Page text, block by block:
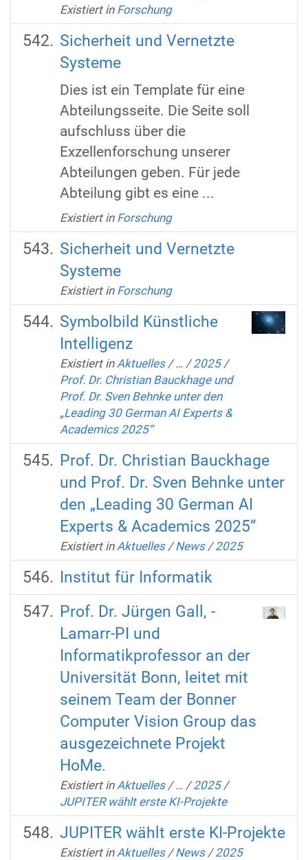
Existiert in Forschung
Sicherheit und Vernetzte
Systeme
Dies ist ein Template für eine
Abteilungsseite. Die Seite soll
aufschluss über die
Exzellenforschung unserer
Abteilungen geben. Für jede
Abteilung gibt es eine ...
Existiert in Forschung
Sicherheit und Vernetzte
Systeme
Existiert in Forschung
Symbolbild Künstliche
Intelligenz
Existiert in Aktuelles /… /2025 /
Prof. Dr. Christian Bauckhage und
Prof. Dr. Sven Behnke unter den
„Leading 30 German AI Experts &
Academics 2025“
Prof. Dr. Christian Bauckhage
und Prof. Dr. Sven Behnke unter
den „Leading 30 German AI
Experts & Academics 2025“
Existiert in Aktuelles /News /2025
Institut für Informatik
Prof. Dr. Jürgen Gall, -
Lamarr-PI und
Informatikprofessor an der
Universität Bonn, leitet mit
seinem Team der Bonner
Computer Vision Group das
ausgezeichnete Projekt
HoMe.
Existiert in Aktuelles /… /2025 /
JUPITER wählt erste KI-Projekte
JUPITER wählt erste KI-Projekte
Existiert in Aktuelles /News /2025